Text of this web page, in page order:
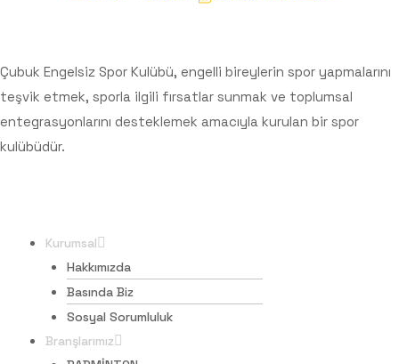
Çubuk Engelsiz Spor Kulübü, engelli bireylerin spor yapmalarını
teşvik etmek, sporla ilgili fırsatlar sunmak ve toplumsal
entegrasyonlarını desteklemek amacıyla kurulan bir spor
kulübüdür.
Kurumsal
Hakkımızda
Basında Biz
Sosyal Sorumluluk
Branşlarımız